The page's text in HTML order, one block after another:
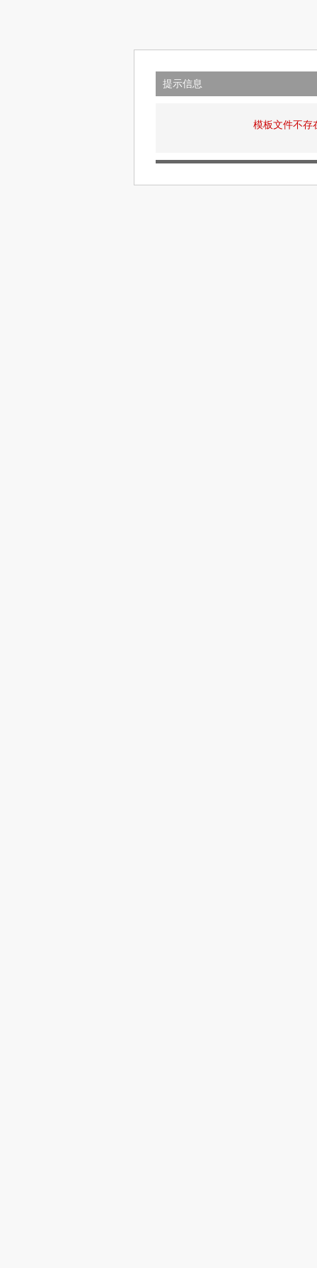
提示信息
模板文件不存